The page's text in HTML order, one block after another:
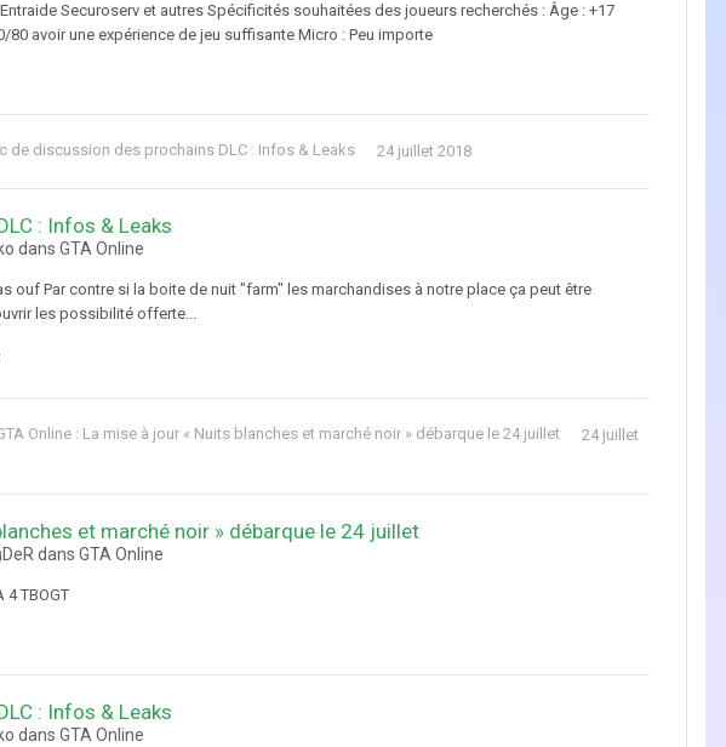
Securoserv et autres Spécificités souhaitées des joueurs recherchés : Âge : +17
80 avoir une expérience de jeu suffisante Micro : Peu importe
de discussion des prochains DLC : Infos & Leaks 24 juillet 2018
: Infos & Leaks
dans GTA Online
ouf Par contre si la boite de nuit "farm" les marchandises à notre place ça peut être
les possibilité offerte...
Online : La mise à jour « Nuits blanches et marché noir » débarque le 24 juillet
24 juillet
et marché noir » débarque le 24 juillet
dans GTA Online
TBOGT
: Infos & Leaks
dans GTA Online